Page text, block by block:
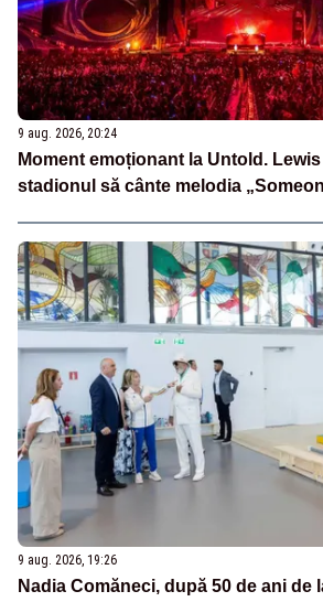
9 aug. 2026, 20:24
Moment emoționant la Untold.
stadionul să cânte melodia
9 aug. 2026, 19:26
Nadia Comăneci, după 50 de ani de